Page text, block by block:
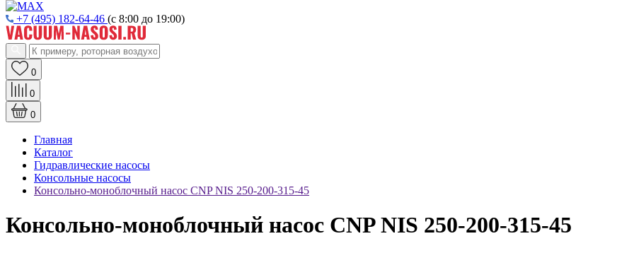
+7 (495) 182-64-46 (с 8:00 до 19:00)
0
0
0
Главная
Каталог
Гидравлические насосы
Консольные насосы
Консольно-моноблочный насос CNP NIS 250-200-315-45
Консольно-моноблочный насос CNP NIS 250-200-315-45